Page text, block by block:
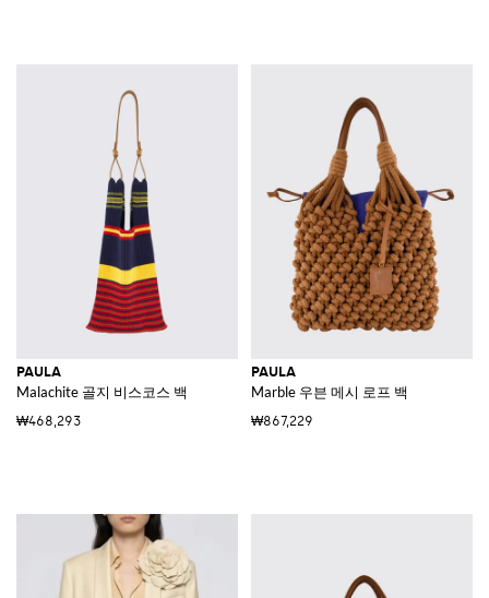
PAULA
Malachite 골지 비스코스 백
₩468,293
PAULA
Marble 우븐 메시 로프 백
₩867,229